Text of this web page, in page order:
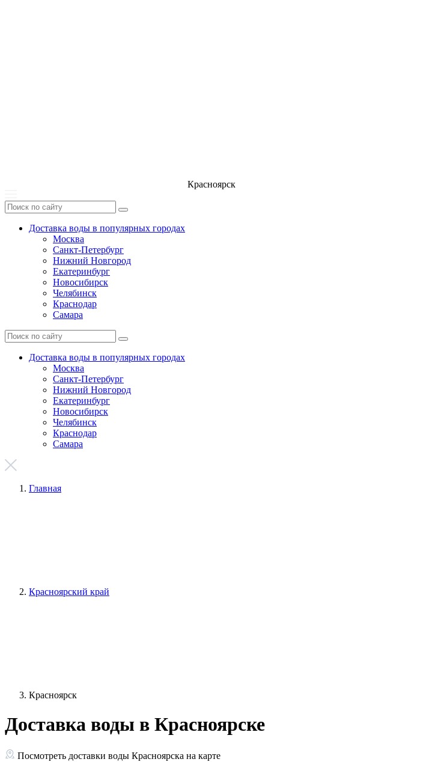
Красноярск
Доставка воды в популярных городах
Москва
Санкт-Петербург
Нижний Новгород
Екатеринбург
Новосибирск
Челябинск
Краснодар
Самара
Доставка воды в популярных городах
Москва
Санкт-Петербург
Нижний Новгород
Екатеринбург
Новосибирск
Челябинск
Краснодар
Самара
Главная
Красноярский край
Красноярск
Доставка воды в Красноярске
Посмотреть доставки воды Красноярска на карте